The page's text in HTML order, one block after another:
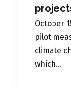
October
pilot
climate
which…